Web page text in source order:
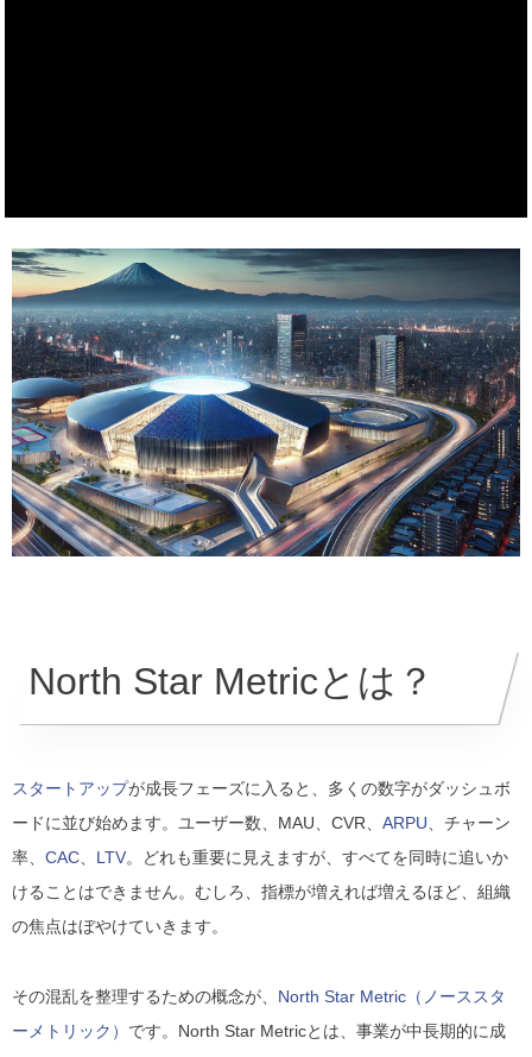
North Star Metricとは？
スタートアップが成長フェーズに入ると、多くの数字がダッシュボ
ードに並び始めます。ユーザー数、MAU、CVR、 ARPU、チャーン
率、 CAC、 LTV。どれも重要に見えますが、すべてを同時に追いか
けることはできません。むしろ、指標が増えれば増えるほど、組織
の焦点はぼやけていきます。
その混乱を整理するための概念が、 North Star Metric（ノーススタ
ーメトリック） です。North Star Metricとは、事業が中長期的に成